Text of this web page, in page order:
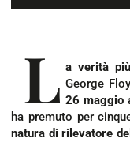
L a verità
George
26 maggio
ha premuto per
natura di rilevatore